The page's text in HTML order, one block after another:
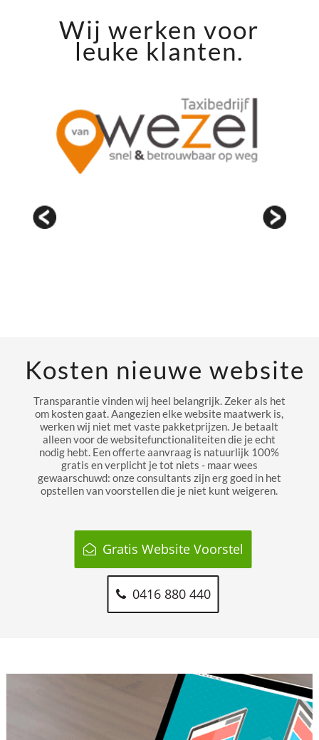
Wij werken voor
leuke klanten.
Kosten nieuwe website
Transparantie vinden wij heel belangrijk. Zeker als het
om kosten gaat. Aangezien elke website maatwerk is,
werken wij niet met vaste pakketprijzen. Je betaalt
alleen voor de websitefunctionaliteiten die je echt
nodig hebt. Een offerte aanvraag is natuurlijk 100%
gratis en verplicht je tot niets - maar wees
gewaarschuwd: onze consultants zijn erg goed in het
opstellen van voorstellen die je niet kunt weigeren.
Gratis Website Voorstel
0416 880 440